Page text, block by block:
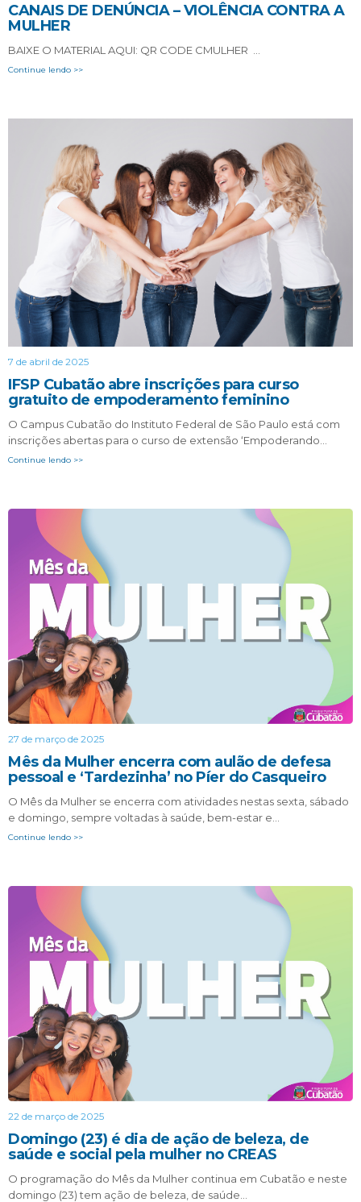
CANAIS DE DENÚNCIA – VIOLÊNCIA CONTRA A
MULHER
BAIXE O MATERIAL AQUI: QR CODE CMULHER …
Continue lendo >>
7 de abril de 2025
IFSP Cubatão abre inscrições para curso
gratuito de empoderamento feminino
O Campus Cubatão do Instituto Federal de São Paulo está com
inscrições abertas para o curso de extensão ‘Empoderando…
Continue lendo >>
27 de março de 2025
Mês da Mulher encerra com aulão de defesa
pessoal e ‘Tardezinha’ no Píer do Casqueiro
O Mês da Mulher se encerra com atividades nestas sexta, sábado
e domingo, sempre voltadas à saúde, bem-estar e…
Continue lendo >>
22 de março de 2025
Domingo (23) é dia de ação de beleza, de
saúde e social pela mulher no CREAS
O programação do Mês da Mulher continua em Cubatão e neste
domingo (23) tem ação de beleza, de saúde…